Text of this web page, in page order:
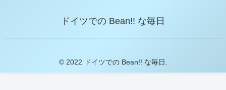
ドイツでの Bean!! な毎日
© 2022 ドイツでの Bean!! な毎日.